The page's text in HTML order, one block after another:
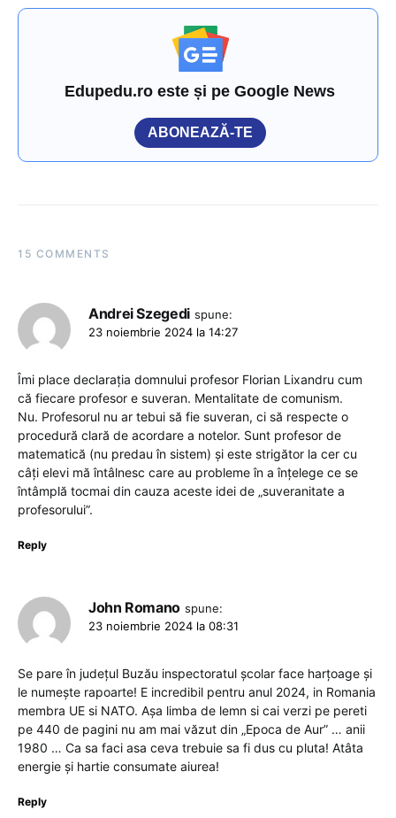
Edupedu.ro este și pe Google News
ABONEAZĂ-TE
15 COMMENTS
Andrei Szegedi spune:
23 noiembrie 2024 la 14:27
Îmi place declarația domnului profesor Florian Lixandru cum
că fiecare profesor e suveran. Mentalitate de comunism.
Nu. Profesorul nu ar tebui să fie suveran, ci să respecte o
procedură clară de acordare a notelor. Sunt profesor de
matematică (nu predau în sistem) și este strigător la cer cu
câți elevi mă întâlnesc care au probleme în a înțelege ce se
întâmplă tocmai din cauza aceste idei de „suveranitate a
profesorului”.
Reply
John Romano spune:
23 noiembrie 2024 la 08:31
Se pare în județul Buzău inspectoratul școlar face harțoage și
le numește rapoarte! E incredibil pentru anul 2024, in Romania
membra UE si NATO. Așa limba de lemn si cai verzi pe pereti
pe 440 de pagini nu am mai văzut din „Epoca de Aur” … anii
1980 … Ca sa faci asa ceva trebuie sa fi dus cu pluta! Atâta
energie și hartie consumate aiurea!
Reply